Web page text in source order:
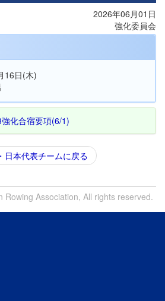
2026年06月01日
強化委員会
16日(木)
化合宿要項(6/1)
日本代表チームに戻る
Association, All rights reserved.